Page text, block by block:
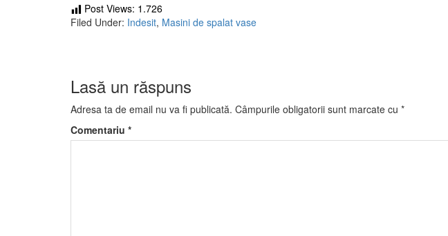
Post Views: 1.726
Filed Under: Indesit, Masini de spalat vase
Lasă un răspuns
Adresa ta de email nu va fi publicată. Câmpurile obligatorii sunt marcate cu *
Comentariu *